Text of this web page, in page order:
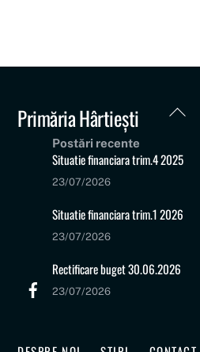
Back
Primăria Hârtiești
Postări recente
Situatie financiara trim.4 2025
23/07/2026
Situatie financiara trim.1 2026
23/07/2026
Rectificare buget 30.06.2026
23/07/2026